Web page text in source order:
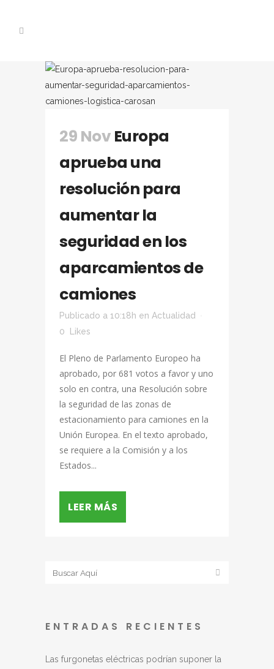
29 Nov Europa
aprueba una
resolución para
aumentar la
seguridad en los
aparcamientos de
camiones
Publicado a 10:18h en Actualidad
0
Likes
El Pleno de Parlamento Europeo ha
aprobado, por 681 votos a favor y uno
solo en contra, una Resolución sobre
la seguridad de las zonas de
estacionamiento para camiones en la
Unión Europea. En el texto aprobado,
se requiere a la Comisión y a los
Estados...
LEER MÁS
ENTRADAS RECIENTES
Las furgonetas eléctricas podrían suponer la